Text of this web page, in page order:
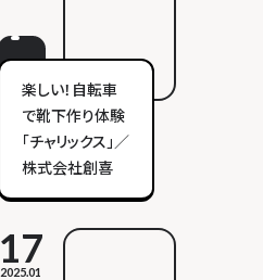
楽しい！自転車
で靴下作り体験
「チャリックス」／
株式会社創喜
17
2025.01